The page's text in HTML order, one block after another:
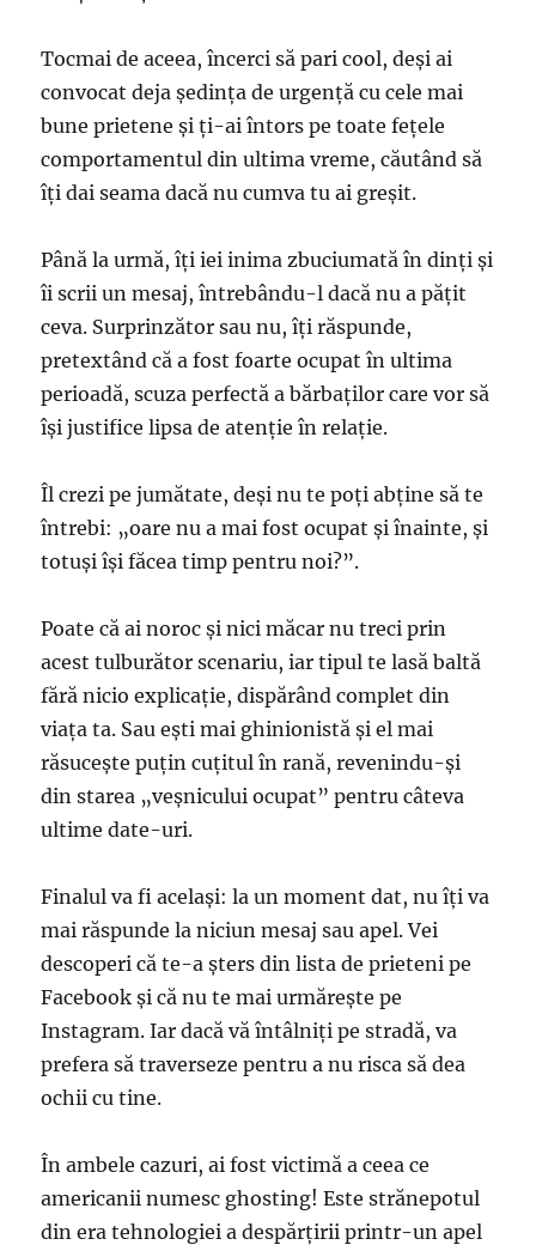
Tocmai de aceea, încerci să pari cool, deşi ai
convocat deja şedinţa de urgenţă cu cele mai
bune prietene şi ţi-ai întors pe toate feţele
comportamentul din ultima vreme, căutând să
îţi dai seama dacă nu cumva tu ai greşit.
Până la urmă, îţi iei inima zbuciumată în dinţi şi
îi scrii un mesaj, întrebându-l dacă nu a păţit
ceva. Surprinzător sau nu, îţi răspunde,
pretextând că a fost foarte ocupat în ultima
perioadă, scuza perfectă a bărbaţilor care vor să
îşi justifice lipsa de atenţie în relaţie.
Îl crezi pe jumătate, deşi nu te poţi abţine să te
întrebi: „oare nu a mai fost ocupat şi înainte, şi
totuşi îşi făcea timp pentru noi?”.
Poate că ai noroc şi nici măcar nu treci prin
acest tulburător scenariu, iar tipul te lasă baltă
fără nicio explicaţie, dispărând complet din
viaţa ta. Sau eşti mai ghinionistă şi el mai
răsuceşte puţin cuţitul în rană, revenindu-și
din starea „veșnicului ocupat” pentru câteva
ultime date-uri.
Finalul va fi acelaşi: la un moment dat, nu îţi va
mai răspunde la niciun mesaj sau apel. Vei
descoperi că te-a şters din lista de prieteni pe
Facebook şi că nu te mai urmăreşte pe
Instagram. Iar dacă vă întâlniţi pe stradă, va
prefera să traverseze pentru a nu risca să dea
ochii cu tine.
În ambele cazuri, ai fost victimă a ceea ce
americanii numesc ghosting! Este strănepotul
din era tehnologiei a despărţirii printr-un apel